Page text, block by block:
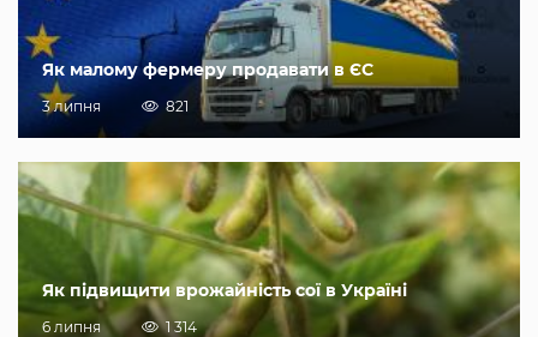
Як малому фермеру продавати в ЄС
3 липня 821
Як підвищити врожайність сої в Україні
6 липня 1 314